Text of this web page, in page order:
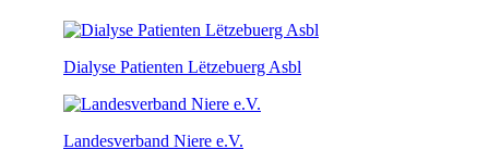
Dialyse Patienten Lëtzebuerg Asbl
Landesverband Niere e.V.